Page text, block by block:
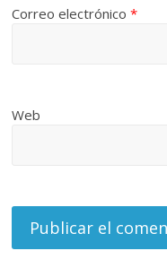
Correo electrónico*
Web